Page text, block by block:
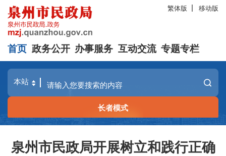
繁体版 移动版
首页 政务公开 办事服务 互动交流 专题专栏
长者模式
泉州市民政局开展树立和践行正确